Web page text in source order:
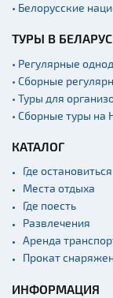
Ратуши
Родовые
Садово-
Памятники
Памятники
Монастыри
Костелы
Театры
Концертные
• Белорусские
ТУРЫ В
• Регулярные
• Сборные
• Туры для
• Сборные туры на
КАТАЛОГ
Где остановиться
Места отдыха
Где поесть
Развлечения
Аренда
Прокат
ИНФОРМАЦИЯ